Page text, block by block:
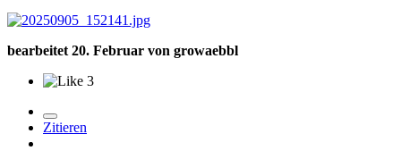
bearbeitet20. Februar von growaebbl
3
Zitieren